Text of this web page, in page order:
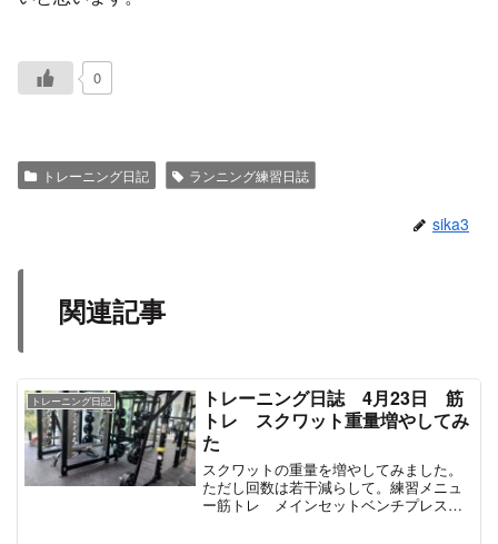
0
トレーニング日記 ランニング練習日誌
sika3
関連記事
トレーニング日記
トレーニング日誌 4月23日 筋
トレ スクワット重量増やしてみ
た
スクワットの重量を増やしてみました。
ただし回数は若干減らして。練習メニュ
ー筋トレ メインセットベンチプレス